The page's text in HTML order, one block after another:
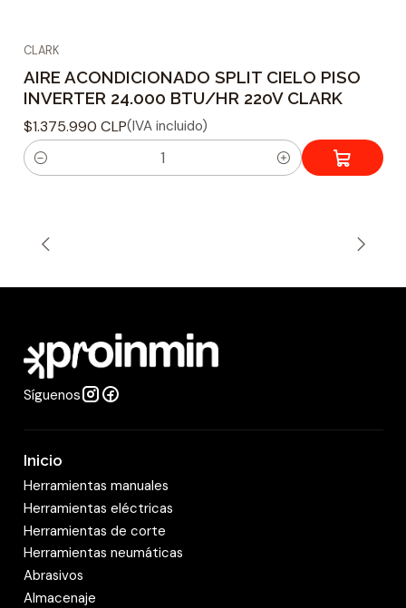
CLARK
AIRE ACONDICIONADO SPLIT CIELO PISO
INVERTER 24.000 BTU/HR 220V CLARK
$1.375.990 CLP(IVA incluido)
C
d
Síguenos
Inicio
Herramientas manuales
Herramientas eléctricas
Herramientas de corte
Herramientas neumáticas
Abrasivos
Almacenaje